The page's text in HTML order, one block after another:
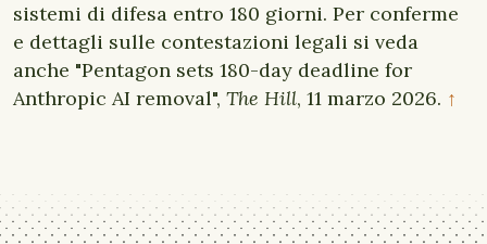
sistemi di difesa entro 180 giorni. Per conferme
e dettagli sulle contestazioni legali si veda
anche "Pentagon sets 180-day deadline for
Anthropic AI removal", The Hill, 11 marzo 2026. ↑